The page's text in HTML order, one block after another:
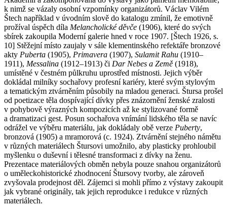
k nimž se vázaly osobní vzpomínky organizátorů. Václav Vilém
Štech například v úvodním slově do katalogu zmínil, že emotivně
prožíval úspěch díla Melancholické děvče (1906), které do svých
sbírek zakoupila Moderní galerie hned v roce 1907. [Štech 1926, s.
10] Stěžejní místo zaujaly v sále klementinského refektáře bronzové
akty Puberta (1905), Primavera (1907), Sulamit Rahu (1910–
1911), Messalina (1912–1913) či Dar Nebes a Země (1918),
umístěné v čestném půlkruhu uprostřed místnosti. Jejich výběr
dokládal milníky sochařovy profesní kariéry, které svým stylovým
a tematickým ztvárněním působily na mladou generaci. Štursa prošel
od poetizace těla dospívající dívky přes znázornění ženské zralosti
v pohybově výrazných kompozicích až ke stylizované formě
a dramatizaci gest. Posun sochařova vnímání lidského těla se navíc
odrážel ve výběru materiálu, jak dokládaly obě verze Puberty,
bronzová (1905) a mramorová (c. 1924). Ztvárnění stejného námětu
v různých materiálech Štursovi umožnilo, aby plasticky prohloubil
myšlenku o duševní i tělesné transformaci z dívky na ženu.
Prezentace materiálových obměn nebyla pouze snahou organizátorů
o uměleckohistorické zhodnocení Štursovy tvorby, ale zároveň
zvyšovala prodejnost děl. Zájemci si mohli přímo z výstavy zakoupit
jak vybrané originály, tak jejich reprodukce i redukce v různých
materiálech.